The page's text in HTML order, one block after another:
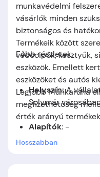
munkavédelmi
vásárlók minden
biztonságos és
Termékeik között
védőcipők, kesztyűk,
eszközök. Emellett
eszközöket és autós
Legjobb Munkaruha
megfizethetőség
érték arányú
Főbb részletek:
Helyszín:A
Solymár
Alapítók: -
Hosszabban